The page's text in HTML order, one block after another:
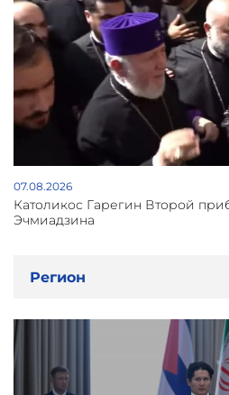
07.08.2026
Католикос Гарегин Второй
Эчмиадзина
Регион